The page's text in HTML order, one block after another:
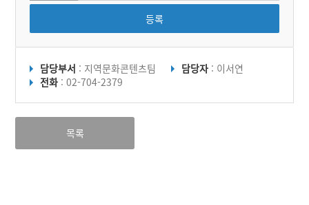
등록
담당부서 : 지역문화콘텐츠팀 담당자 : 이서연
전화 : 02-704-2379
목록